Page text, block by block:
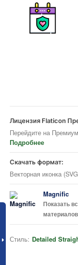
Лицензия Flaticon
Перейдите на
Подробнее
Скачать формат:
Векторная иконка
Magnific
Показать
материалов
Стиль: Detailed